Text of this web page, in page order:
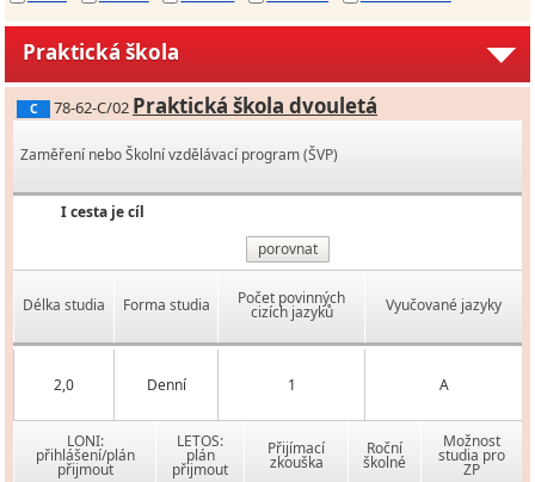
Praktická škola
C 78-62-C/02 Praktická škola dvouletá
Zaměření nebo Školní vzdělávací program (ŠVP)
I cesta je cíl
porovnat
Délka studia Forma studia Počet povinných
cizích jazyků Vyučované jazyky
2,0 Denní 1 A
LONI:
přihlášení/plán
přijmout
LETOS:
plán
přijmout
Přijímací
zkouška
Roční
školné
Možnost
studia pro
ZP